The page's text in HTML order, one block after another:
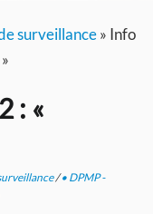
surveillance» Info
: «
/• DPMP -